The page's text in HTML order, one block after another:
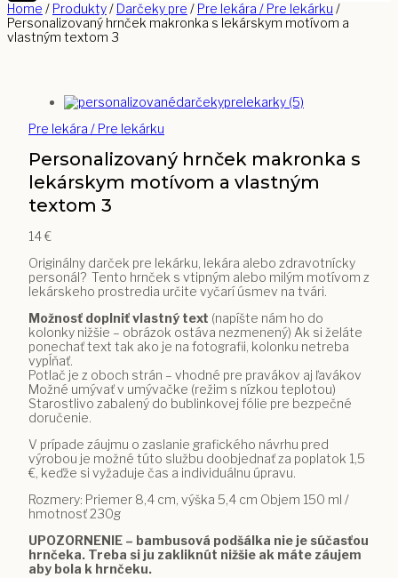
Home / Produkty/ Darčeky pre / Pre lekára / Pre lekárku /
Personalizovaný hrnček makronka s lekárskym motívom a
vlastným textom 3
Pre lekára / Pre lekárku
Personalizovaný hrnček makronka s
lekárskym motívom a vlastným
textom 3
14€
Originálny darček pre lekárku, lekára alebo zdravotnícky
personál? Tento hrnček s vtipným alebo milým motívom z
lekárskeho prostredia určite vyčarí úsmev na tvári.
Možnosť doplniť vlastný text (napíšte nám ho do
kolonky nižšie – obrázok ostáva nezmenený) Ak si želáte
ponechať text tak ako je na fotografii, kolonku netreba
vypĺňať.
Potlač je z oboch strán – vhodné pre pravákov aj ľavákov
Možné umývať v umývačke (režim s nízkou teplotou)
Starostlivo zabalený do bublinkovej fólie pre bezpečné
doručenie.
V prípade záujmu o zaslanie grafického návrhu pred
výrobou je možné túto službu doobjednať za poplatok 1,5
€, keďže si vyžaduje čas a individuálnu úpravu.
Rozmery: Priemer 8,4 cm, výška 5,4 cm Objem 150 ml /
hmotnosť 230g
UPOZORNENIE – bambusová podšálka nie je súčasťou
hrnčeka. Treba si ju zakliknút nižšie ak máte záujem
aby bola k hrnčeku.